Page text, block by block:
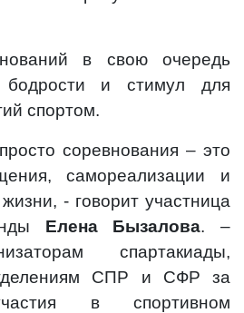
в свою очередь
бодрости и стимул для
спортом.
соревнования – это
самореализации и
- говорит участница
Елена Бызалова. –
спартакиады,
СПР и СФР за
в спортивном